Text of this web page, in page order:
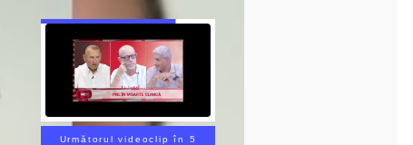
Următorul videoclip în 3